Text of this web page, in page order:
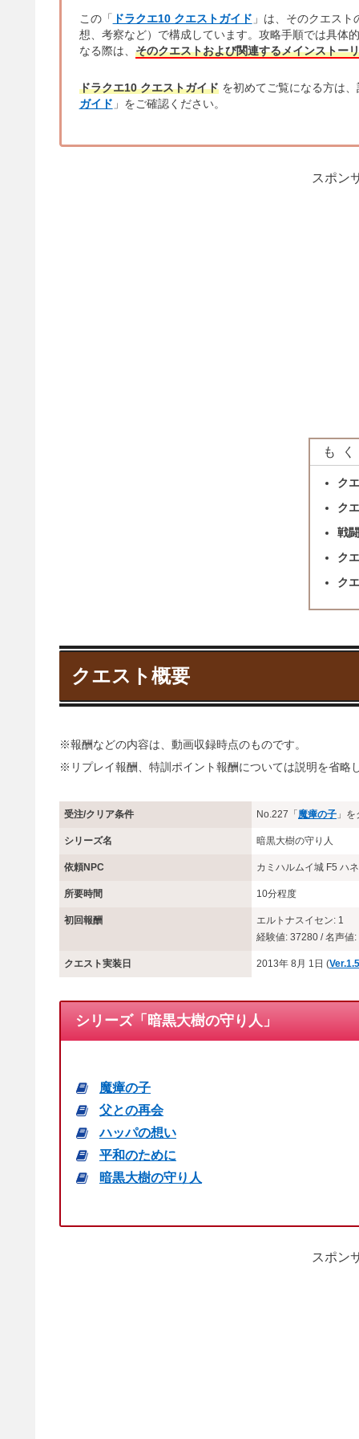
この「 ドラクエ10 クエストガイド 」は、そのクエスト
想、考察など）で構成しています。攻略手順では具体
なる際は、 そのクエストおよび関連するメインストー
ドラクエ10 クエストガイドを初めてご覧になる方は
ガイド 」をご確認ください。
スポン
も
ク
ク
戦
ク
ク
クエスト概要
※報酬などの内容は、動画収録時点のものです。
※リプレイ報酬、特訓ポイント報酬については説明を省略
受注/クリア条件 No.227「魔瘴の子 」
シリーズ名 暗黒大樹の守り人
依頼NPC カミハルムイ城 F5 ハ
所要時間 10分程度
初回報酬
エルトナスイセン: 1
経験値: 37280 / 名声値:
クエスト実装日 2013年 8月 1日 (
シリーズ「暗黒大樹の守り人」
魔瘴の子
父との再会
ハッパの想い
平和のために
暗黒大樹の守り人
スポン